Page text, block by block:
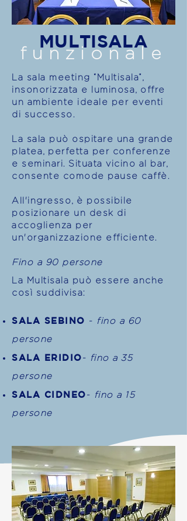
MULTISALA
funzionale
La sala meeting “Multisala”,
insonorizzata e luminosa, offre
un ambiente ideale per eventi
di successo.
La sala può ospitare una grande
platea, perfetta per conferenze
e seminari. Situata vicino al bar,
consente comode pause caffè.
All'ingresso, è possibile
posizionare un desk di
accoglienza per
un'organizzazione efficiente.
Fino a 90 persone
La Multisala può essere anche
così suddivisa:
SALA SEBINO - fino a 60
persone
SALA ERIDIO- fino a 35
persone
SALA CIDNEO- fino a 15
persone